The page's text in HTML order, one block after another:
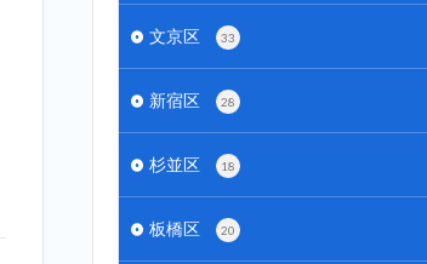
文京区 33
新宿区 28
杉並区 18
板橋区 20